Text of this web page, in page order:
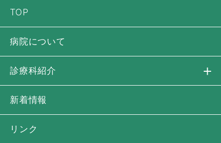
TOP
病院について
診療科紹介
新着情報
リンク